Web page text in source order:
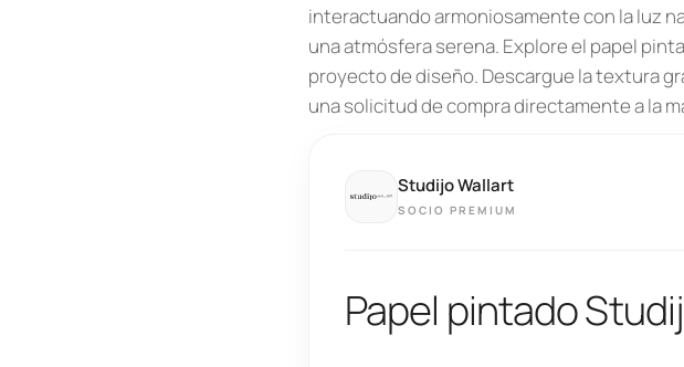
interactuando armoniosamente con la luz
una atmósfera serena. Explore el papel
proyecto de diseño. Descargue la textura
una solicitud de compra directamente a la
Studijo Wallart
SOCIO PREMIUM
Papel pintado